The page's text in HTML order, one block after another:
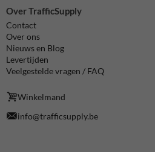
Over TrafficSupply
Contact
Over ons
Nieuws en Blog
Levertijden
Veelgestelde vragen / FAQ
Winkelmand
info@trafficsupply.be